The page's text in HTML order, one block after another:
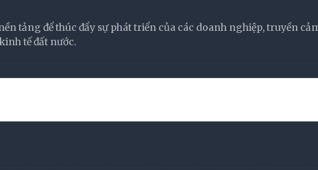
tảng để thúc đẩy sự phát triển của các doanh nghiệp, truyền
tế đất nước.